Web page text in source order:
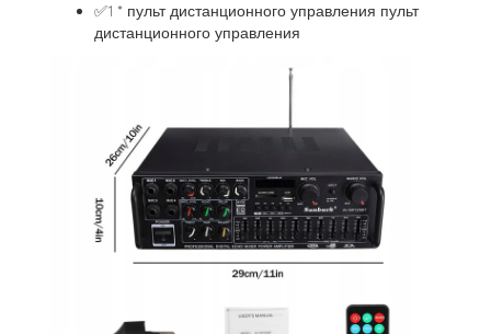
✅1 * пульт дистанционного управления пульт
дистанционного управления